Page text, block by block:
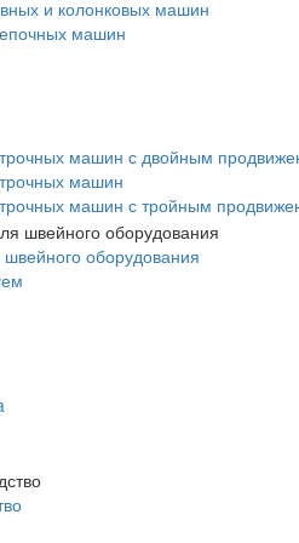
и колонковых машин
машин
машин с двойным
машин
машин с тройным
оборудования